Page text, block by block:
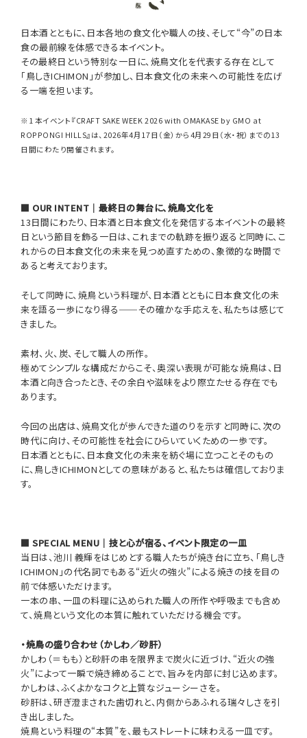
日本酒とともに、日本各地の食文化や職人の技、そして“今”の日本
食の最前線を体感できる本イベント。
その最終日という特別な一日に、焼鳥文化を代表する存在として
「鳥しきICHIMON」が参加し、日本食文化の未来への可能性を広げ
る一端を担います。
※1 本イベント『CRAFT SAKE WEEK 2026 with OMAKASE by GMO at
ROPPONGI HILLS』は、2026年4月17日（金）から4月29日（水・祝）までの13
日間にわたり開催されます。
■ OUR INTENT｜最終日の舞台に、焼鳥文化を
13日間にわたり、日本酒と日本食文化を発信する本イベントの最終
日という節目を飾る一日は、これまでの軌跡を振り返ると同時に、こ
れからの日本食文化の未来を見つめ直すための、象徴的な時間で
あると考えております。
そして同時に、焼鳥という料理が、日本酒とともに日本食文化の未
来を語る一歩になり得る──その確かな手応えを、私たちは感じて
きました。
素材、火、炭、そして職人の所作。
極めてシンプルな構成だからこそ、奥深い表現が可能な焼鳥は、日
本酒と向き合ったとき、その余白や滋味をより際立たせる存在でも
あります。
今回の出店は、焼鳥文化が歩んできた道のりを示すと同時に、次の
時代に向け、その可能性を社会にひらいていくための一歩です。
日本酒とともに、日本食文化の未来を紡ぐ場に立つことそのもの
に、鳥しきICHIMONとしての意味があると、私たちは確信しておりま
す。
■ SPECIAL MENU｜技と心が宿る、イベント限定の一皿
当日は、池川 義輝をはじめとする職人たちが焼き台に立ち、「鳥しき
ICHIMON」の代名詞でもある“近火の強火”による焼きの技を目の
前で体感いただけます。
一本の串、一皿の料理に込められた職人の所作や呼吸までも含め
て、焼鳥という文化の本質に触れていただける機会です。
・焼鳥の盛り合わせ（かしわ／砂肝）
かしわ（＝もも）と砂肝の串を限界まで炭火に近づけ、“近火の強
火”によって一瞬で焼き締めることで、旨みを内部に封じ込めます。
かしわは、ふくよかなコクと上質なジューシーさを。
砂肝は、研ぎ澄まされた歯切れと、内側からあふれる瑞々しさを引
き出しました。
焼鳥という料理の“本質”を、最もストレートに味わえる一皿です。